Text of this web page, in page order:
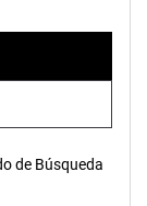
de Búsqueda